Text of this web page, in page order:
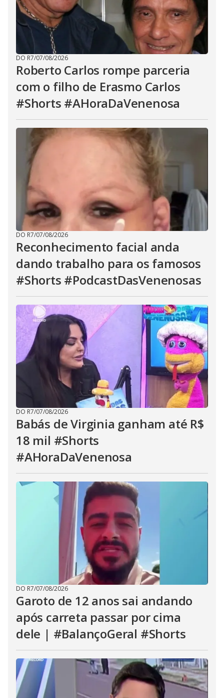
DO R7/07/08/2026
Roberto Carlos rompe parceria
com o filho de Erasmo Carlos
#Shorts #AHoraDaVenenosa
DO R7/07/08/2026
Reconhecimento facial anda
dando trabalho para os famosos
#Shorts #PodcastDasVenenosas
DO R7/07/08/2026
Babás de Virginia ganham até R$
18 mil #Shorts
#AHoraDaVenenosa
DO R7/07/08/2026
Garoto de 12 anos sai andando
após carreta passar por cima
dele | #BalançoGeral #Shorts